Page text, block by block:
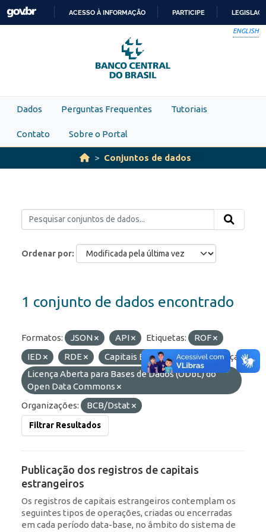
Skip to main content
PARA
O
CONTEÚDO
ACESSO À INFORMAÇÃO PARTICIPE
ENGLISH
Dados Perguntas Frequentes Tutoriais
Contato Sobre o Portal
Conjuntos de dados
Ordenar por
1 conjunto de dados encontrado
Formatos: JSON API Etiquetas:
ROF
IED
RDE Capitais Estrangeiros
Licenças:
Licença Aberta para Bases de Dados (ODbL) do
Open Data Commons
Organizações:
BCB/Dstat
Filtrar Resultados
Publicação dos registros de capitais
estrangeiros
Os registros de capitais estrangeiros contemplam os
seguintes tipos de operações, criadas ou encerradas
em cada período data-base, no âmbito do sistema de